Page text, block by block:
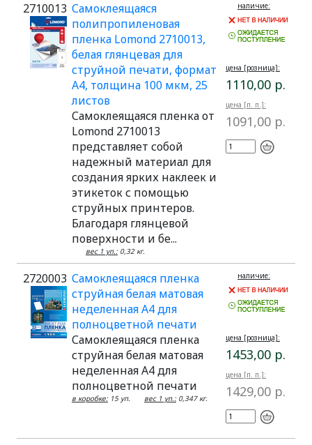
2710013 Самоклеящаяся
полипропиленовая
пленка Lomond 2710013,
белая глянцевая для
струйной печати, формат
A4, толщина 100 мкм, 25
листов
Самоклеящаяся пленка от
Lomond 2710013
представляет собой
надежный материал для
создания ярких наклеек и
этикеток с помощью
струйных принтеров.
Благодаря глянцевой
поверхности и бе...
вес 1 уп.: 0,32 кг.
наличие:
цена [розница]:
1110,00 р.
цена [п. п.]:
1091,00 р.
2720003 Самоклеящаяся пленка
струйная белая матовая
неделенная А4 для
полноцветной печати
Самоклеящаяся пленка
струйная белая матовая
неделенная А4 для
полноцветной печати
в коробке: 15 уп. вес 1 уп.: 0,347 кг.
наличие:
цена [розница]:
1453,00 р.
цена [п. п.]:
1429,00 р.